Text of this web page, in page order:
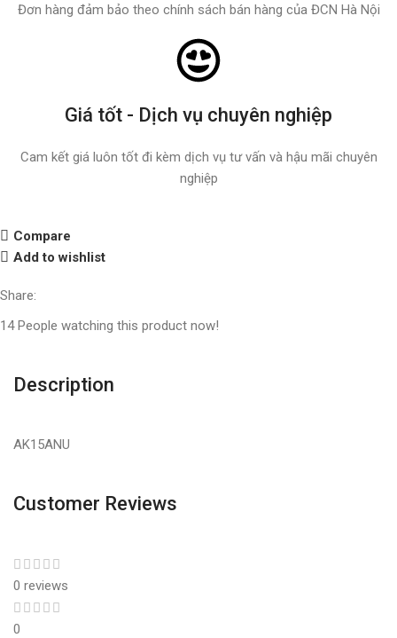
Đơn hàng đảm bảo theo chính sách bán hàng của ĐCN Hà Nội
Giá tốt - Dịch vụ chuyên nghiệp
Cam kết giá luôn tốt đi kèm dịch vụ tư vấn và hậu mãi chuyên
nghiệp
Compare
Add to wishlist
Share:
14 People watching this product now!
Description
AK15ANU
Customer Reviews
0 reviews
0